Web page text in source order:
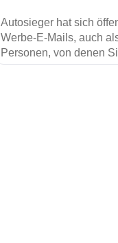
Autosieger hat sich
Werbe-E-Mails, auch
Personen, von denen